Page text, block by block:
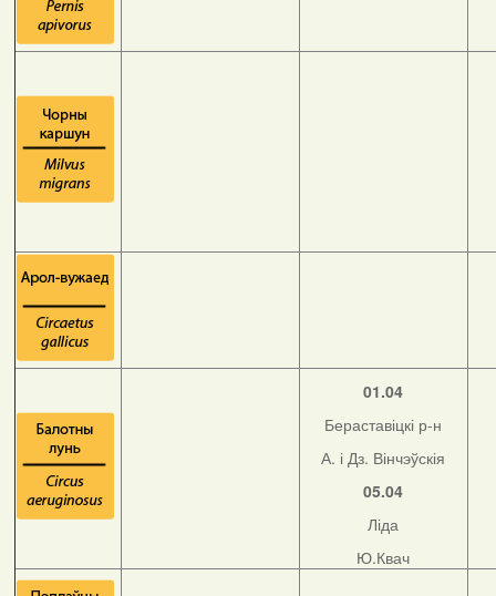
01.04
Бераставіцкі р-н
А. і Дз. Вінчэўскія
05.04
Ліда
Ю.Квач